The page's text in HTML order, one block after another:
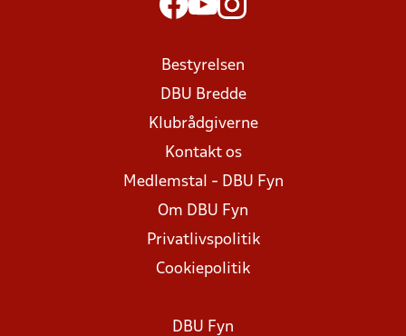
Bestyrelsen
DBU Bredde
Klubrådgiverne
Kontakt os
Medlemstal - DBU Fyn
Om DBU Fyn
Privatlivspolitik
Cookiepolitik
DBU Fyn